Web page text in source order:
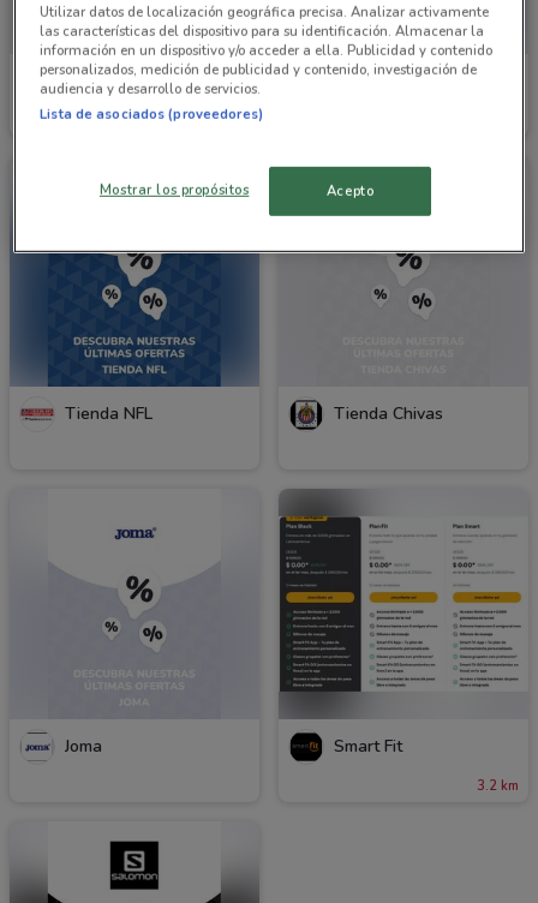
Lacoste
3.9 km
Tienda NFL
Tienda NFL Tienda Chivas
Joma Smart Fit
3.2 km
Utilizar datos de localización geográfica precisa. Analizar activamente
las características del dispositivo para su identificación. Almacenar la
información en un dispositivo y/o acceder a ella. Publicidad y contenido
personalizados, medición de publicidad y contenido, investigación de
audiencia y desarrollo de servicios.
Lista de asociados (proveedores)
Mostrar los propósitos Acepto